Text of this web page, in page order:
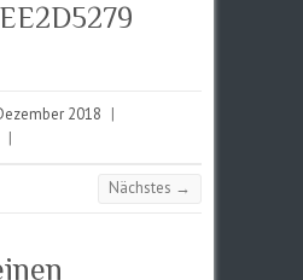
2018 |
|
Nächstes →